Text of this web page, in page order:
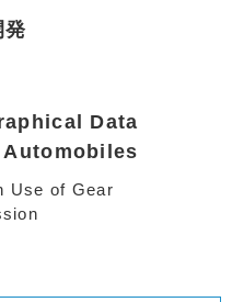
発
Data
Use of Gear